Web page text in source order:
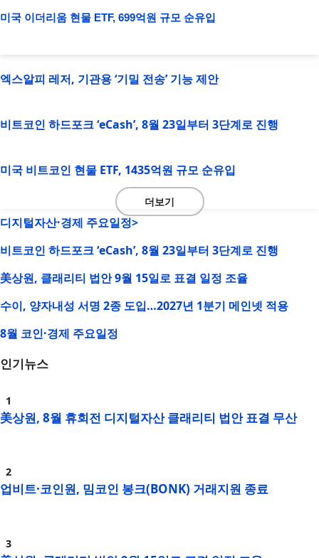
미국 이더리움 현물 ETF, 699억원 규모 순유입
엑스알피 레저, 기관용 ‘기밀 전송’ 기능 제안
비트코인 하드포크 ‘eCash’, 8월 23일부터 3단계로 진행
미국 비트코인 현물 ETF, 1435억원 규모 순유입
더보기
디지털자산·경제 주요일정>
비트코인 하드포크 ‘eCash’, 8월 23일부터 3단계로 진행
美상원, 클래리티 법안 9월 15일로 표결 일정 조율
수이, 양자내성 서명 2종 도입…2027년 1분기 메인넷 적용
8월 코인·경제 주요일정
인기뉴스
美상원, 8월 휴회전 디지털자산 클래리티 법안 표결 무산
업비트·코인원, 밈코인 봉크(BONK) 거래지원 종료